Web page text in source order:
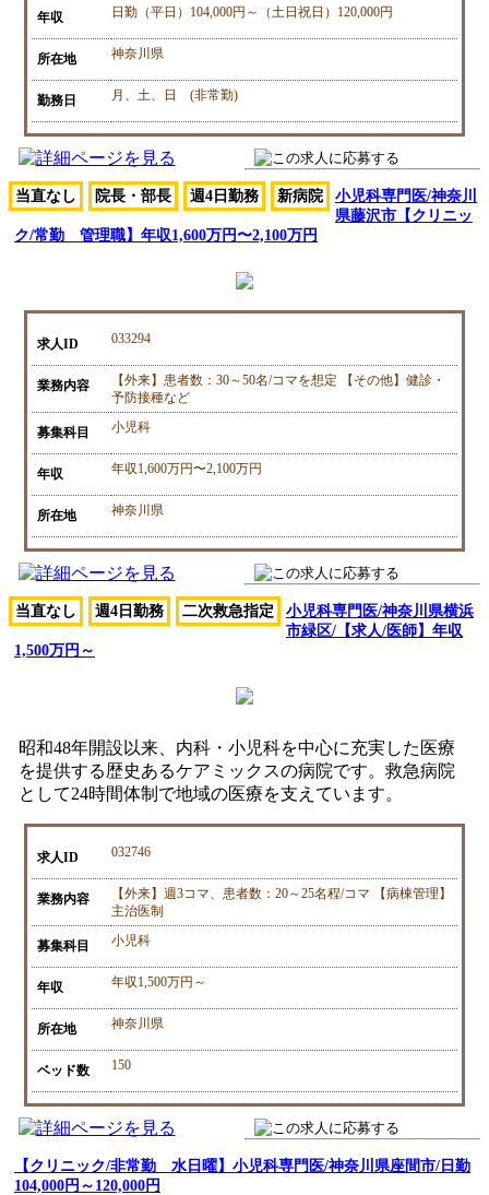
年収 日勤（平日）104,000円～（土日祝日）120,000円
所在地 神奈川県
勤務日 月、土、日 (非常勤)
当直なし 院長・部長 週4日勤務 新病院
小児科専門医/神奈川
県藤沢市【クリニッ
ク/常勤 管理職】年収1,600万円〜2,100万円
求人ID 033294
業務内容
【外来】患者数：30～50名/コマを想定 【その他】健診・
予防接種など
募集科目 小児科
年収 年収1,600万円〜2,100万円
所在地 神奈川県
当直なし 週4日勤務 二次救急指定
小児科専門医/神奈川県横浜
市緑区/【求人/医師】年収
1,500万円～
昭和48年開設以来、内科・小児科を中心に充実した医療
を提供する歴史あるケアミックスの病院です。救急病院
として24時間体制で地域の医療を支えています。
求人ID 032746
業務内容
【外来】週3コマ、患者数：20～25名程/コマ 【病棟管理】
主治医制
募集科目 小児科
年収 年収1,500万円～
所在地 神奈川県
ベッド数 150
【クリニック/非常勤 水日曜】小児科専門医/神奈川県座間市/日勤
104,000円～120,000円